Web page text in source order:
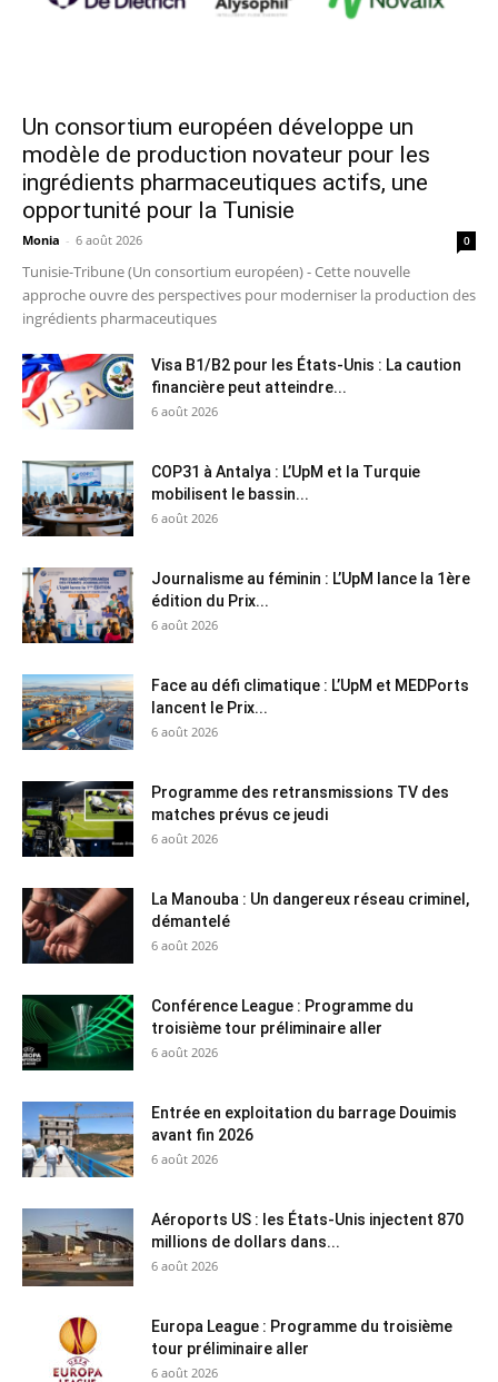
Un consortium européen développe un
modèle de production novateur pour les
ingrédients pharmaceutiques actifs, une
opportunité pour la Tunisie
Monia - 6 août 2026 0
Tunisie-Tribune (Un consortium européen) - Cette nouvelle
approche ouvre des perspectives pour moderniser la production des
ingrédients pharmaceutiques
Visa B1/B2 pour les États-Unis : La caution
financière peut atteindre...
6 août 2026
COP31 à Antalya : L’UpM et la Turquie
mobilisent le bassin...
6 août 2026
Journalisme au féminin : L’UpM lance la 1ère
édition du Prix...
6 août 2026
Face au défi climatique : L’UpM et MEDPorts
lancent le Prix...
6 août 2026
Programme des retransmissions TV des
matches prévus ce jeudi
6 août 2026
La Manouba : Un dangereux réseau criminel,
démantelé
6 août 2026
Conférence League : Programme du
troisième tour préliminaire aller
6 août 2026
Entrée en exploitation du barrage Douimis
avant fin 2026
6 août 2026
Aéroports US : les États-Unis injectent 870
millions de dollars dans...
6 août 2026
Europa League : Programme du troisième
tour préliminaire aller
6 août 2026